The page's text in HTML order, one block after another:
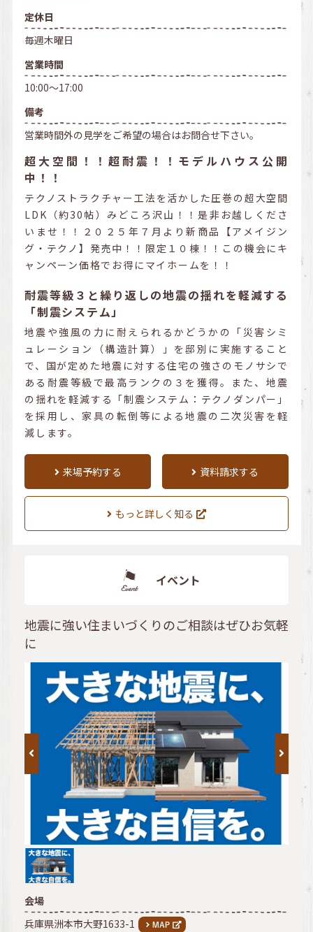
定休日
毎週木曜日
営業時間
10:00～17:00
備考
営業時間外の見学をご希望の場合はお問合せ下さい。
超大空間！！超耐震！！モデルハウス公開
中！！
テクノストラクチャー工法を活かした圧巻の超大空間
LDK（約30帖）みどころ沢山！！是非お越しくださ
いませ！！２０２５年７月より新商品【アメイジン
グ・テクノ】発売中！！限定１０棟！！この機会にキ
ャンペーン価格でお得にマイホームを！！
耐震等級３と繰り返しの地震の揺れを軽減する
「制震システム」
地震や強風の力に耐えられるかどうかの「災害シミ
ュレーション（構造計算）」を邸別に実施すること
で、国が定めた地震に対する住宅の強さのモノサシで
ある耐震等級で最高ランクの３を獲得。また、地震
の揺れを軽減する「制震システム：テクノダンパー」
を採用し、家具の転倒等による地震の二次災害を軽
減します。
来場予約する 資料請求する
もっと詳しく知る
イベント
地震に強い住まいづくりのご相談はぜひお気軽
に
会場
兵庫県洲本市大野1633-1